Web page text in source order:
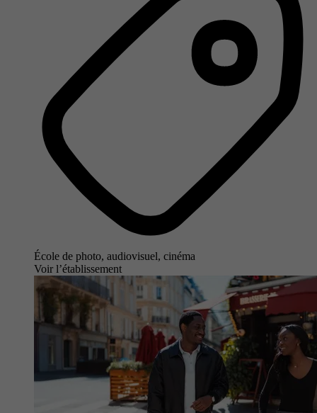
École de photo, audiovisuel, cinéma
Voir l’établissement